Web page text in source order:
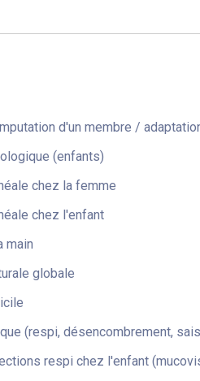
d'un membre /
(enfants)
chez la femme
chez l'enfant
main
globale
(respi, désencombrement,
respi chez l'enfant